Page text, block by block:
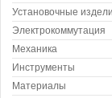
Установочные
Электрокоммутация
Механика
Инструменты
Материалы